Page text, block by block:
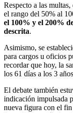
Respecto a las
el rango del 50% al
el 100% y el 200%
descrita.
Asimismo, se
para cargos u oficios
recordar que hoy, la
los 61 días a los 3
El debate también
indicación impulsada
nueva figura con el